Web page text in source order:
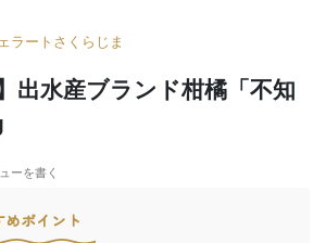
ラートさくらじま
出水産ブランド柑橘「不知
ーを書く
ポイント